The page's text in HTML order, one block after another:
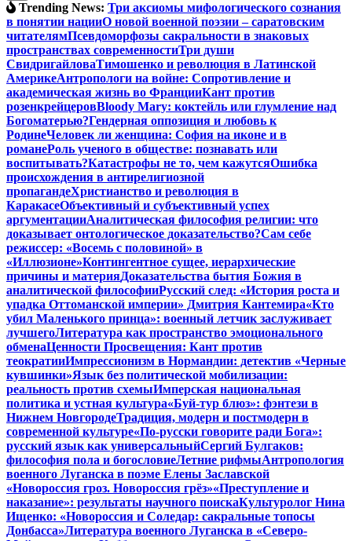
Trending News: Три аксиомы мифологического сознания
в понятии нацииО новой военной поэзии – саратовским
читателямПсевдоморфозы сакральности в знаковых
пространствах современностиТри души
СвидригайловаТимошенко и революция в Латинской
АмерикеАнтропологи на войне: Сопротивление и
академическая жизнь во ФранцииКант против
розенкрейцеровBloody Mary: коктейль или глумление над
Богоматерью?Гендерная оппозиция и любовь к
РодинеЧеловек ли женщина: София на иконе и в
романеРоль ученого в обществе: познавать или
воспитывать?Катастрофы не то, чем кажутсяОшибка
происхождения в антирелигиозной
пропагандеХристианство и революция в
КаракасеОбъективный и субъективный успех
аргументацииАналитическая философия религии: что
доказывает онтологическое доказательство?Сам себе
режиссер: «Восемь с половиной» в
«Иллюзионе»Контингентное сущее, иерархические
причины и материяДоказательства бытия Божия в
аналитической философииРусский след: «История роста и
упадка Оттоманской империи» Дмитрия Кантемира«Кто
убил Маленького принца»: военный летчик заслуживает
лучшегоЛитература как пространство эмоционального
обменаЦенности Просвещения: Кант против
теократииИмпрессионизм в Нормандии: детектив «Черные
кувшинки»Язык без политической мобилизации:
реальность против схемыИмперская национальная
политика и устная культура«Буй-тур блюз»: фэнтези в
Нижнем НовгородеТрадиция, модерн и постмодерн в
современной культуре«По-русски говорите ради Бога»:
русский язык как универсальныйСергий Булгаков:
философия пола и богословиеЛетние рифмыАнтропология
военного Луганска в поэме Елены Заславской
«Новороссия гроз. Новороссия грёз»«Преступление и
наказание»: результаты научного поискаКультуролог Нина
Ищенко: «Новороссия и Соледар: сакральные топосы
Донбасса»Литература военного Луганска в «Северо-